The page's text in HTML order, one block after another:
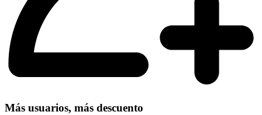
Más usuarios, más descuento